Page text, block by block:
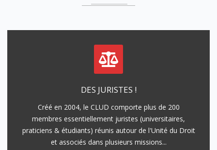
DES JURISTES !
Créé en 2004, le CLUD comporte plus de 200
membres essentiellement juristes (universitaires,
praticiens & étudiants) réunis autour de l'Unité du Droit
et associés dans plusieurs missions...